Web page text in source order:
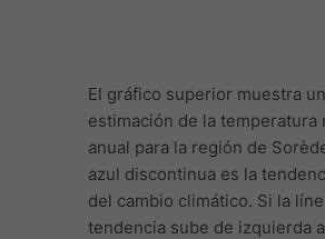
El gráfico superior muestra
estimación de la temperatura
anual para la región de
azul discontinua es la
del cambio climático. Si la
tendencia sube de izquierda